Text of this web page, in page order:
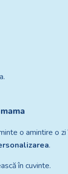
o amintire o
.
în cuvinte.